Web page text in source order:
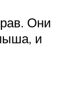
Они
и